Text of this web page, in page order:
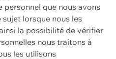
personnel que nous avons
lorsque nous les
la possibilité de vérifier
nous traitons à
les utilisons